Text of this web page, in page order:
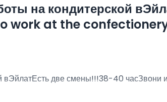
на кондитерской
work at the
вЭйлатЕсть две смены!!!38-40